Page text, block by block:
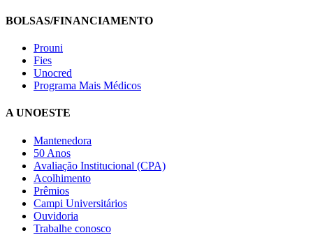
BOLSAS/FINANCIAMENTO
Prouni
Fies
Unocred
Programa Mais Médicos
A UNOESTE
Mantenedora
50 Anos
Avaliação Institucional (CPA)
Acolhimento
Prêmios
Campi Universitários
Ouvidoria
Trabalhe conosco